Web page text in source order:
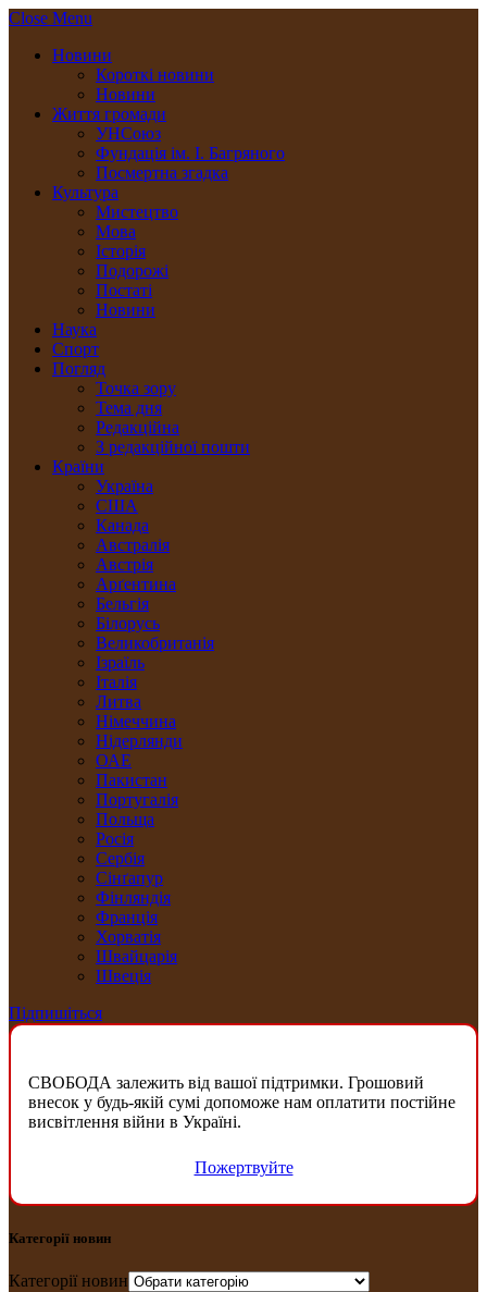
Close Menu
Новини
Короткі новини
Новини
Життя громади
УНСоюз
Фундація ім. І. Багряного
Посмертна згадка
Культура
Мистецтво
Мова
Історія
Подорожі
Постаті
Новини
Наука
Спорт
Погляд
Точка зору
Тема дня
Редакційна
З редакційної пошти
Країни
Україна
США
Канада
Австралія
Австрія
Арґентина
Бельгія
Білорусь
Великобританія
Ізраїль
Італія
Литва
Німеччина
Нідерлянди
ОАЕ
Пакистан
Португалія
Польща
Росія
Сербія
Сінґапур
Фінляндія
Франція
Хорватія
Швайцарія
Швеція
Підпишіться
СВОБОДА залежить від вашої підтримки. Грошовий
внесок у будь-якій сумі допоможе нам оплатити постійне
висвітлення війни в Україні.
Пожертвуйте
Категорії новин
Категорії новин